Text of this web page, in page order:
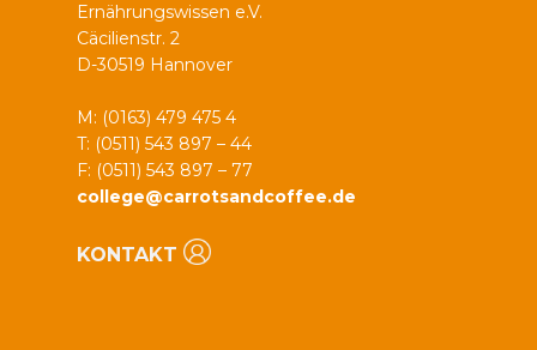
Ernährungswissen e.V.
Cäcilienstr. 2
D-30519 Hannover
M: (0163) 479 475 4
T: (0511) 543 897 – 44
F: (0511) 543 897 – 77
college@carrotsandcoffee.de
KONTAKT